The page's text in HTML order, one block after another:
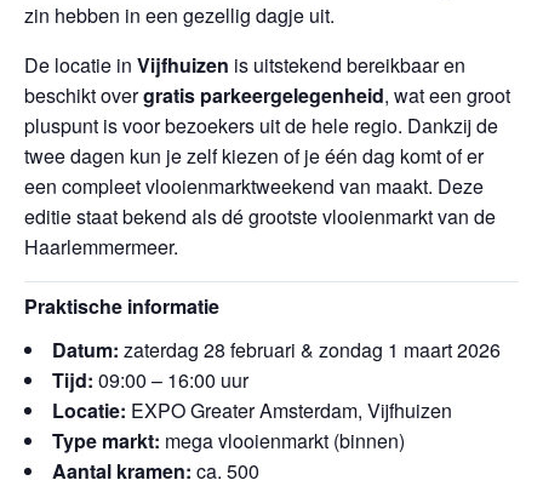
zin hebben in een gezellig dagje uit.
De locatie in Vijfhuizen is uitstekend bereikbaar en
beschikt overgratis parkeergelegenheid, wat een groot
pluspunt is voor bezoekers uit de hele regio. Dankzij de
twee dagen kun je zelf kiezen of je één dag komt of er
een compleet vlooienmarktweekend van maakt. Deze
editie staat bekend als dé grootste vlooienmarkt van de
Haarlemmermeer.
Praktische informatie
Datum: zaterdag 28 februari & zondag 1 maart 2026
Tijd: 09:00 – 16:00 uur
Locatie: EXPO Greater Amsterdam, Vijfhuizen
Type markt: mega vlooienmarkt (binnen)
Aantal kramen: ca. 500